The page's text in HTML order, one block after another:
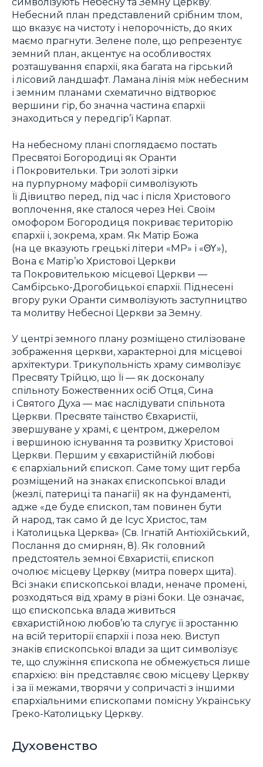
Небесний план представлений срібним тлом,
що вказує на чистоту і непорочність, до яких
маємо прагнути. Зелене поле, що репрезентує
земний план, акцентує на особливостях
розташування єпархії, яка багата на гірський
і лісовий ландшафт. Ламана лінія між небесним
і земним планами схематично відтворює
вершини гір, бо значна частина єпархії
знаходиться у передгір’ї Карпат.
На небесному плані споглядаємо постать
Пресвятої Богородиці як Оранти
і Покровительки. Три золоті зірки
на пурпурному мафорії символізують
Її Дівицтво перед, під час і після Христового
воплочення, яке сталося через Неї. Своїм
омофором Богородиця покриває територію
єпархії і, зокрема, храм. Як Матір Божа
(на це вказують грецькі літери «МР» і «ΘΥ»),
Вона є Матір’ю Христової Церкви
та Покровителькою місцевої Церкви —
Самбірсько-Дрогобицької єпархії. Піднесені
вгору руки Оранти символізують заступництво
та молитву Небесної Церкви за Земну.
У центрі земного плану розміщено стилізоване
зображення церкви, характерної для місцевої
архітектури. Трикупольність храму символізує
Пресвяту Трійцю, що Її — як досконалу
спільноту Божественних осіб Отця, Сина
і Святого Духа — має наслідувати спільнота
Церкви. Пресвяте таїнство Євхаристії,
звершуване у храмі, є центром, джерелом
і вершиною існування та розвитку Христової
Церкви. Першим у євхаристійній любові
є єпархіальний єпископ. Саме тому щит герба
розміщений на знаках єпископської влади
(жезлі, патериці та панагії) як на фундаменті,
адже «де буде єпископ, там повинен бути
й народ, так само й де Ісус Христоc, там
і Католицька Церква» (Св. Ігнатій Антіохійський,
Послання до смирнян, 8). Як головний
предстоятель земної Євхаристії, єпископ
очолює місцеву Церкву (митра поверх щита).
Всі знаки єпископської влади, неначе промені,
розходяться від храму в різні боки. Це означає,
що єпископська влада живиться
євхаристійною любов’ю та слугує її зростанню
на всій території єпархії і поза нею. Виступ
знаків єпископської влади за щит символізує
те, що служіння єпископа не обмежується лише
єпархією: він представляє свою місцеву Церкву
і за її межами, творячи у сопричасті з іншими
єпархіальними єпископами помісну Українську
Греко-Католицьку Церкву.
Духовенство